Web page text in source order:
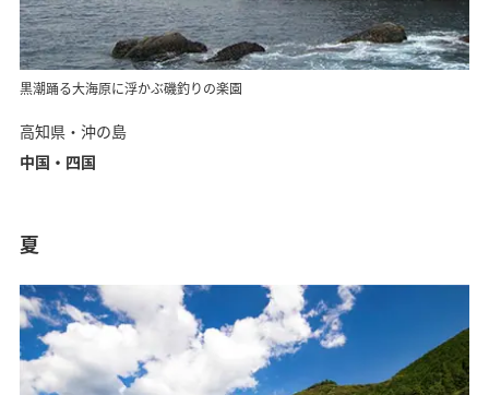
黒潮踊る大海原に浮かぶ磯釣りの楽園
高知県・沖の島
中国・四国
夏